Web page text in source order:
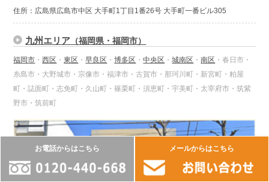
住所：広島県広島市中区 大手町1丁目1番26号 大手町一番ビル305
九州エリア （福岡県・福岡市）
福岡市 ・西区 ・東区 ・早良区 ・博多区 ・中央区 ・城南区 ・南区 ・春日市・
糸島市・大野城市・宗像市・福津市・古賀市・那珂川町・新宮町・粕屋
町・誌面町・志免町・久山町・篠栗町・須恵町・宇美町・太宰府市・筑紫
野市・筑前町
お電話からはこちら メールからはこちら